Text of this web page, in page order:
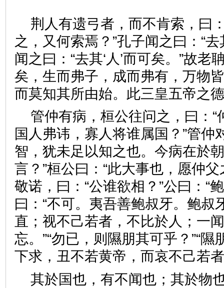
荆人有遗弓者，而不肯索，曰
之，又何索焉？”孔子闻之曰：“去
闻之曰：“去其‘人’而可矣。”故老
矣，生而弗子，成而弗有，万物
而莫知其所由始。此三皇五
管仲有病，桓公往问之，曰：
国人弗讳，寡人将谁属国？”管仲
智，犹未足以知之也。今病在於
言？”桓公曰：“此大事也，愿仲
敬诺，曰：“公谁欲相？”公曰：“
曰：“不可。夷吾善鲍叔牙。鲍叔
直；视不己若者，不比於人；一
忘。”“勿已，则隰朋其可乎？”“
下求，丑不若黄帝，而哀不
其於国也，有不闻也；其於物